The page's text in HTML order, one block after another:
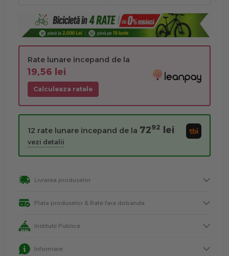
Rate lunare incepand de la
19,56 lei
Calculeaza ratele
12 rate lunare incepand de la 7292 lei
vezi detalii
Livrarea produselor
Plata produselor & Rate fara dobanda
Institutii Publice
Informare